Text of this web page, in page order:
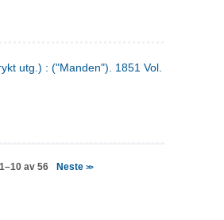
utg.) : ("Manden"). 1851 Vol. 1 Nr. 6
1–10 av 56 Neste>>